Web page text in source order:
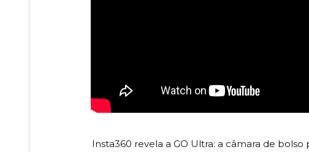
Insta360 revela a GO Ultra: a câmara de